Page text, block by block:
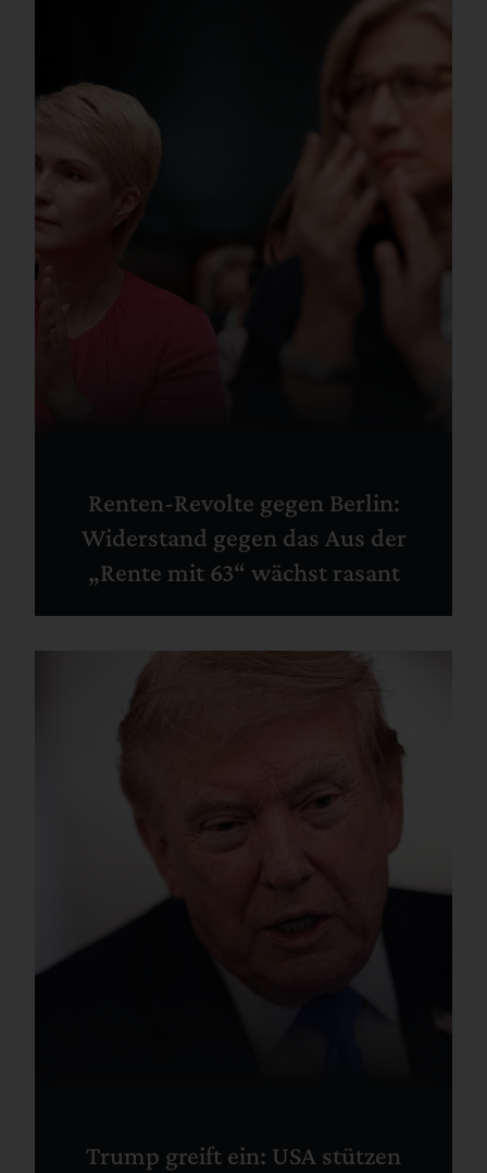
Renten-Revolte gegen Berlin:
Widerstand gegen das Aus der
„Rente mit 63“ wächst rasant
Trump greift ein: USA stützen